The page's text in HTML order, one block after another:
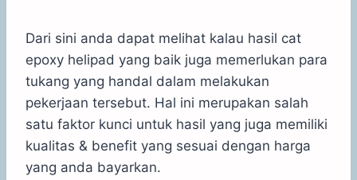
Dari sini anda dapat melihat kalau hasil cat
epoxy helipad yang baik juga memerlukan para
tukang yang handal dalam melakukan
pekerjaan tersebut. Hal ini merupakan salah
satu faktor kunci untuk hasil yang juga memiliki
kualitas & benefit yang sesuai dengan harga
yang anda bayarkan.